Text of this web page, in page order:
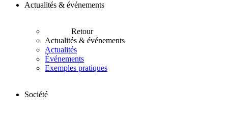
Actualités & événements
Retour
Actualités & événements
Actualités
Événements
Exemples pratiques
Société